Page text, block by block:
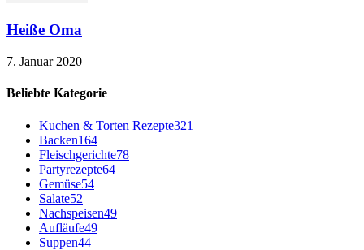
Heiße Oma
7. Januar 2020
Beliebte Kategorie
Kuchen & Torten Rezepte321
Backen164
Fleischgerichte78
Partyrezepte64
Gemüse54
Salate52
Nachspeisen49
Aufläufe49
Suppen44